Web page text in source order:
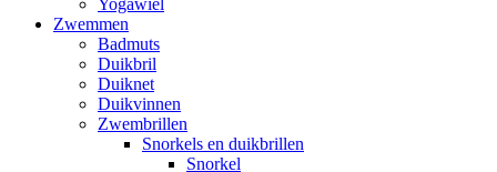
Yogawiel
Zwemmen
Badmuts
Duikbril
Duiknet
Duikvinnen
Zwembrillen
Snorkels en duikbrillen
Snorkel